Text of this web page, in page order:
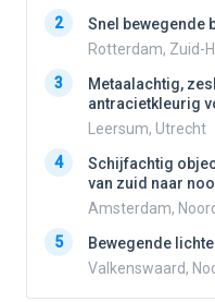
2
Snel bewegende
Rotterdam, Zuid-
3
Metaalachtig,
antracietkleurig
Leersum, Utrecht
4
Schijfachtig
van zuid naar
Amsterdam,
5
Bewegende
Valkenswaard,